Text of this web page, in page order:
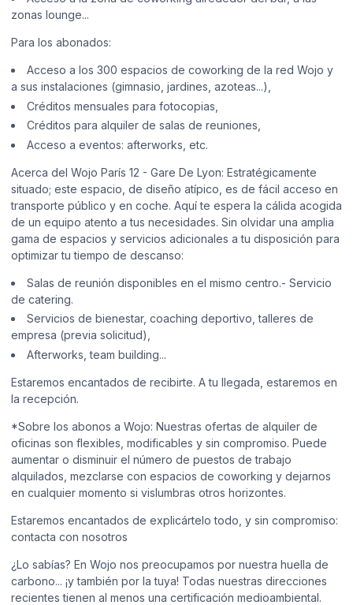
zonas lounge...
Para los abonados:
Acceso a los 300 espacios de coworking de la red Wojo y
a sus instalaciones (gimnasio, jardines, azoteas...),
Créditos mensuales para fotocopias,
Créditos para alquiler de salas de reuniones,
Acceso a eventos: afterworks, etc.
Acerca del Wojo París 12 - Gare De Lyon: Estratégicamente
situado; este espacio, de diseño atípico, es de fácil acceso en
transporte público y en coche. Aquí te espera la cálida acogida
de un equipo atento a tus necesidades. Sin olvidar una amplia
gama de espacios y servicios adicionales a tu disposición para
optimizar tu tiempo de descanso:
Salas de reunión disponibles en el mismo centro.- Servicio
de catering.
Servicios de bienestar, coaching deportivo, talleres de
empresa (previa solicitud),
Afterworks, team building...
Estaremos encantados de recibirte. A tu llegada, estaremos en
la recepción.
*Sobre los abonos a Wojo: Nuestras ofertas de alquiler de
oficinas son flexibles, modificables y sin compromiso. Puede
aumentar o disminuir el número de puestos de trabajo
alquilados, mezclarse con espacios de coworking y dejarnos
en cualquier momento si vislumbras otros horizontes.
Estaremos encantados de explicártelo todo, y sin compromiso:
contacta con nosotros
¿Lo sabías? En Wojo nos preocupamos por nuestra huella de
carbono... ¡y también por la tuya! Todas nuestras direcciones
recientes tienen al menos una certificación medioambiental.